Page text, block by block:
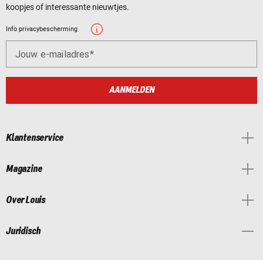
koopjes of interessante nieuwtjes.
Info privacybescherming
Jouw e-mailadres
AANMELDEN
Klantenservice
Magazine
Over Louis
Juridisch